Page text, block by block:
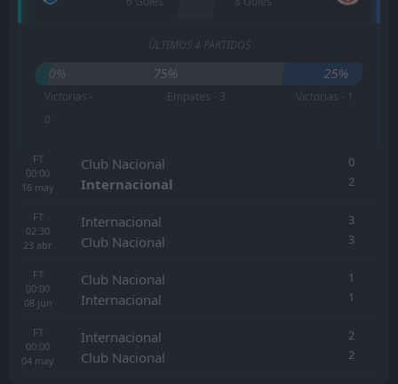
ÚLTIMOS 4 PARTIDOS
0% 75% 25%
Victorias -
0
Empates - 3 Victorias - 1
FT
00:00
16 may
Club Nacional
Internacional
0
2
FT
02:30
23 abr
Internacional
Club Nacional
3
3
FT
00:00
08 jun
Club Nacional
Internacional
1
1
FT
00:00
04 may
Internacional
Club Nacional
2
2